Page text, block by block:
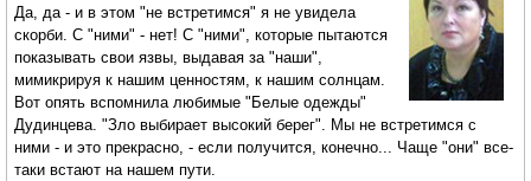
Да, да - и в этом "не встретимся" я не увидела
скорби. С "ними" - нет! С "ними", которые пытаются
показывать свои язвы, выдавая за "наши",
мимикрируя к нашим ценностям, к нашим солнцам.
Вот опять вспомнила любимые "Белые одежды"
Дудинцева. "Зло выбирает высокий берег". Мы не встретимся с
ними - и это прекрасно, - если получится, конечно... Чаще "они" все-
таки встают на нашем пути.